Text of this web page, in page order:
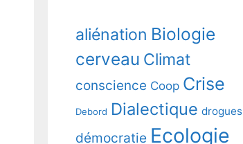
aliénation Biologie
cerveau Climat
conscience Coop Crise
Debord Dialectique drogues
démocratie Ecologie